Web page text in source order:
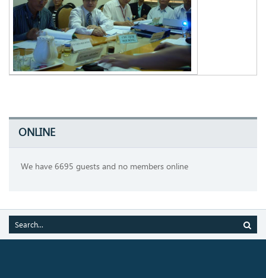
ONLINE
We have 6695 guests and no members online